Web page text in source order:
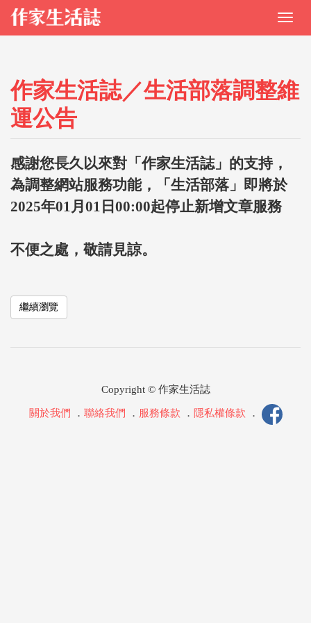
作家生活誌／生活部落調整維
運公告
感謝您長久以來對「作家生活誌」的支持，
為調整網站服務功能，「生活部落」即將於
2025年01月01日00:00起停止新增文章服務
不便之處，敬請見諒。
繼續瀏覽
Copyright © 作家生活誌
關於我們 ． 聯絡我們 ． 服務條款 ． 隱私權條款 ．